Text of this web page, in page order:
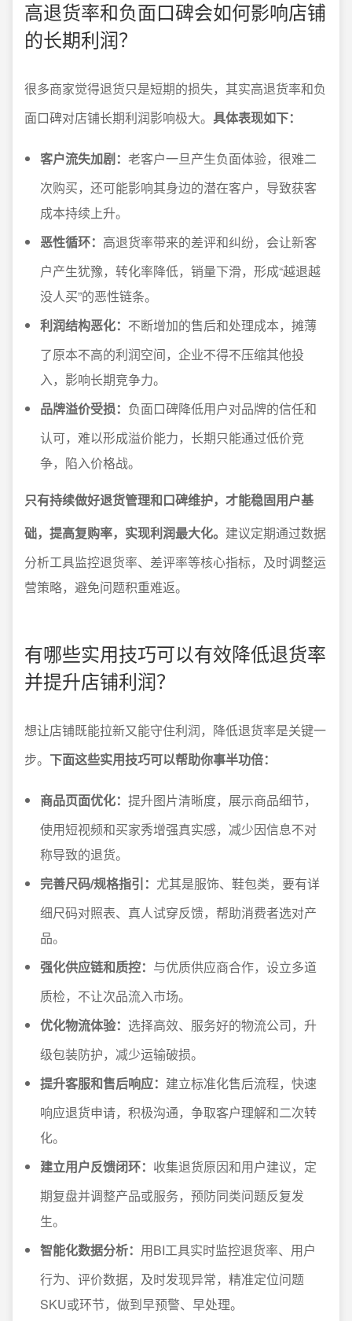
高退货率和负面口碑会如何影响店铺
的长期利润？
很多商家觉得退货只是短期的损失，其实高退货率和负
面口碑对店铺长期利润影响极大。 具体表现如下：
客户流失加剧： 老客户一旦产生负面体验，很难二
次购买，还可能影响其身边的潜在客户，导致获客
成本持续上升。
恶性循环： 高退货率带来的差评和纠纷，会让新客
户产生犹豫，转化率降低，销量下滑，形成“越退越
没人买”的恶性链条。
利润结构恶化： 不断增加的售后和处理成本，摊薄
了原本不高的利润空间，企业不得不压缩其他投
入，影响长期竞争力。
品牌溢价受损： 负面口碑降低用户对品牌的信任和
认可，难以形成溢价能力，长期只能通过低价竞
争，陷入价格战。
只有持续做好退货管理和口碑维护，才能稳固用户基
础，提高复购率，实现利润最大化。 建议定期通过数据
分析工具监控退货率、差评率等核心指标，及时调整运
营策略，避免问题积重难返。
有哪些实用技巧可以有效降低退货率
并提升店铺利润？
想让店铺既能拉新又能守住利润，降低退货率是关键一
步。 下面这些实用技巧可以帮助你事半功倍：
商品页面优化： 提升图片清晰度，展示商品细节，
使用短视频和买家秀增强真实感，减少因信息不对
称导致的退货。
完善尺码/规格指引： 尤其是服饰、鞋包类，要有详
细尺码对照表、真人试穿反馈，帮助消费者选对产
品。
强化供应链和质控： 与优质供应商合作，设立多道
质检，不让次品流入市场。
优化物流体验： 选择高效、服务好的物流公司，升
级包装防护，减少运输破损。
提升客服和售后响应： 建立标准化售后流程，快速
响应退货申请，积极沟通，争取客户理解和二次转
化。
建立用户反馈闭环： 收集退货原因和用户建议，定
期复盘并调整产品或服务，预防同类问题反复发
生。
智能化数据分析： 用BI工具实时监控退货率、用户
行为、评价数据，及时发现异常，精准定位问题
SKU或环节，做到早预警、早处理。